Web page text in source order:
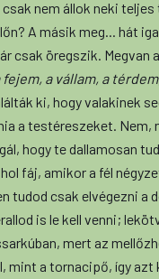
nem állok neki
A másik meg... hát
csak öregszik. Megvan
fejem, a vállam, a
ki, hogy valakinek
a testéreszeket. Nem,
hogy te dallamosan
fáj, amikor a fél
tudod csak elvégezni a
is le kell venni;
mert az
mint a tornacipő, így azt